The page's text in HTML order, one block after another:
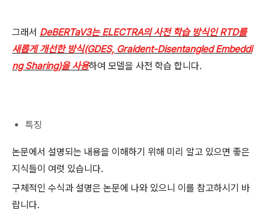
그래서 DeBERTaV3는 ELECTRA의 사전 학습 방식인 RTD를
새롭게 개선한 방식(GDES, Graident-Disentangled Embeddi
ng Sharing)을 사용하여 모델을 사전 학습 합니다.
특징
논문에서 설명되는 내용을 이해하기 위해 미리 알고 있으면 좋은
지식들이 여럿 있습니다.
구체적인 수식과 설명은 논문에 나와 있으니 이를 참고하시기 바
랍니다.